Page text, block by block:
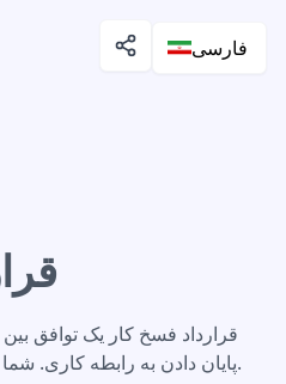
فارسی
قرارداد فسخ کار یک توافق
پایان دادن به رابطه کاری. شما با هم بر شرایط توافق می‌کنید.